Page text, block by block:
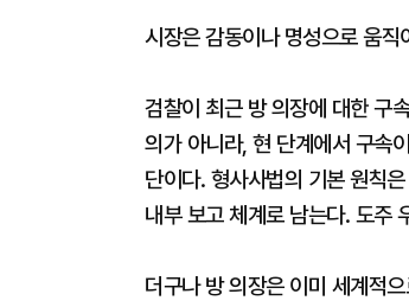
시장은 감동이나 명성으로 움
검찰이 최근 방 의장에 대한 구
의가 아니라, 현 단계에서 구속
단이다. 형사사법의 기본 원칙
내부 보고 체계로 남는다. 도주
더구나 방 의장은 이미 세계적